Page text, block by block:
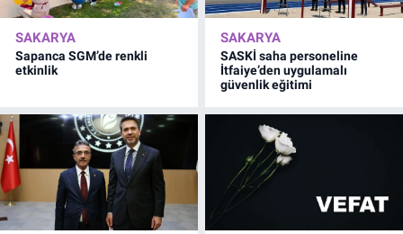
SAKARYA
Sapanca SGM’de renkli
etkinlik
SAKARYA
SASKİ saha personeline
İtfaiye’den uygulamalı
güvenlik eğitimi